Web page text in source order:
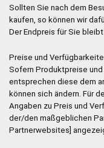
Sollten Sie nach dem
kaufen, so können wir
Der Endpreis für Sie
Preise und
Sofern Produktpreise
entsprechen diese dem
können sich ändern. Für
Angaben zu Preis und
der/den maßgeblichen
Partnerwebsites]